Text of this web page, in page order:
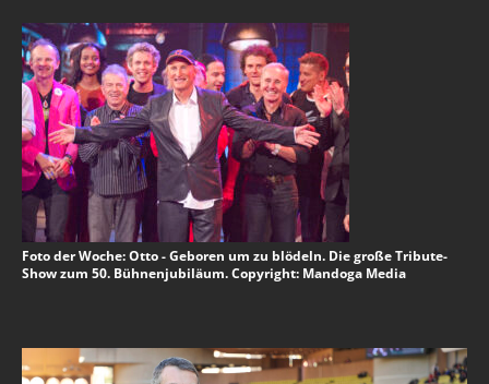
Foto der Woche: Otto - Geboren um zu blödeln. Die große Tribute-
Show zum 50. Bühnenjubiläum. Copyright: Mandoga Media